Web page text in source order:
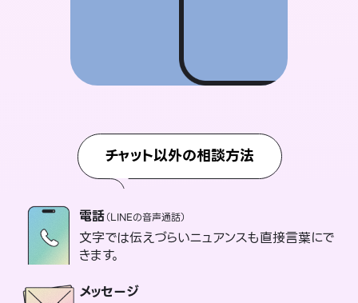
チャット以外の相談方法
電話（LINEの音声通話）
文字では伝えづらいニュアンスも直接言葉にで
きます。
メッセージ